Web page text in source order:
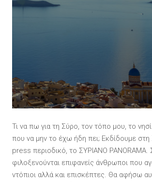
Τι να πω για τη Σύρο, τον τόπο μου, το
που να μην το έχω ήδη πει; Εκδίδουμε
press περιοδικό, το ΣΥΡΙΑΝΟ PANORAMA.
φιλοξενούνται επιφανείς άνθρωποι που
ντόπιοι αλλά και επισκέπτες. Θα αφήσω